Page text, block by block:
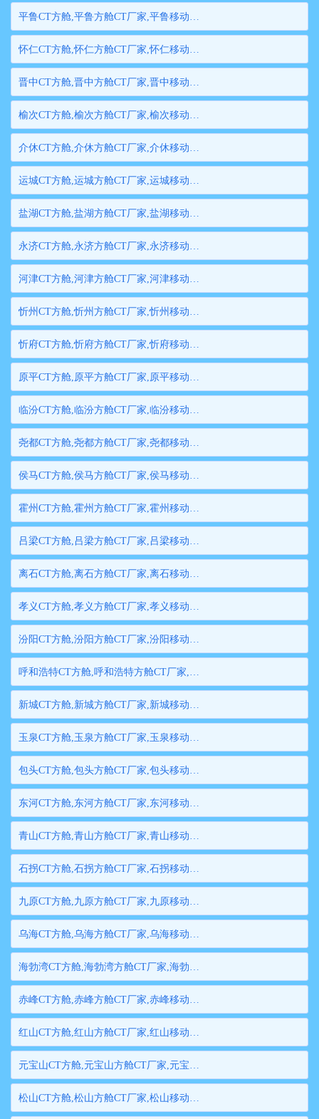
平鲁CT方舱,平鲁方舱CT厂家,平鲁移动方舱CT,平鲁医用CT方舱,平鲁方舱式CT,平鲁方舱CT
怀仁CT方舱,怀仁方舱CT厂家,怀仁移动方舱CT,怀仁医用CT方舱,怀仁方舱式CT,怀仁方舱CT
晋中CT方舱,晋中方舱CT厂家,晋中移动方舱CT,晋中医用CT方舱,晋中方舱式CT,晋中方舱CT
榆次CT方舱,榆次方舱CT厂家,榆次移动方舱CT,榆次医用CT方舱,榆次方舱式CT,榆次方舱CT
介休CT方舱,介休方舱CT厂家,介休移动方舱CT,介休医用CT方舱,介休方舱式CT,介休方舱CT
运城CT方舱,运城方舱CT厂家,运城移动方舱CT,运城医用CT方舱,运城方舱式CT,运城方舱CT
盐湖CT方舱,盐湖方舱CT厂家,盐湖移动方舱CT,盐湖医用CT方舱,盐湖方舱式CT,盐湖方舱CT
永济CT方舱,永济方舱CT厂家,永济移动方舱CT,永济医用CT方舱,永济方舱式CT,永济方舱CT
河津CT方舱,河津方舱CT厂家,河津移动方舱CT,河津医用CT方舱,河津方舱式CT,河津方舱CT
忻州CT方舱,忻州方舱CT厂家,忻州移动方舱CT,忻州医用CT方舱,忻州方舱式CT,忻州方舱CT
忻府CT方舱,忻府方舱CT厂家,忻府移动方舱CT,忻府医用CT方舱,忻府方舱式CT,忻府方舱CT
原平CT方舱,原平方舱CT厂家,原平移动方舱CT,原平医用CT方舱,原平方舱式CT,原平方舱CT
临汾CT方舱,临汾方舱CT厂家,临汾移动方舱CT,临汾医用CT方舱,临汾方舱式CT,临汾方舱CT
尧都CT方舱,尧都方舱CT厂家,尧都移动方舱CT,尧都医用CT方舱,尧都方舱式CT,尧都方舱CT
侯马CT方舱,侯马方舱CT厂家,侯马移动方舱CT,侯马医用CT方舱,侯马方舱式CT,侯马方舱CT
霍州CT方舱,霍州方舱CT厂家,霍州移动方舱CT,霍州医用CT方舱,霍州方舱式CT,霍州方舱CT
吕梁CT方舱,吕梁方舱CT厂家,吕梁移动方舱CT,吕梁医用CT方舱,吕梁方舱式CT,吕梁方舱CT
离石CT方舱,离石方舱CT厂家,离石移动方舱CT,离石医用CT方舱,离石方舱式CT,离石方舱CT
孝义CT方舱,孝义方舱CT厂家,孝义移动方舱CT,孝义医用CT方舱,孝义方舱式CT,孝义方舱CT
汾阳CT方舱,汾阳方舱CT厂家,汾阳移动方舱CT,汾阳医用CT方舱,汾阳方舱式CT,汾阳方舱CT
呼和浩特CT方舱,呼和浩特方舱CT厂家,呼和浩特移动方舱CT,呼和浩特医用CT方舱,呼和浩特方舱式CT,呼和浩特方舱CT
新城CT方舱,新城方舱CT厂家,新城移动方舱CT,新城医用CT方舱,新城方舱式CT,新城方舱CT
玉泉CT方舱,玉泉方舱CT厂家,玉泉移动方舱CT,玉泉医用CT方舱,玉泉方舱式CT,玉泉方舱CT
包头CT方舱,包头方舱CT厂家,包头移动方舱CT,包头医用CT方舱,包头方舱式CT,包头方舱CT
东河CT方舱,东河方舱CT厂家,东河移动方舱CT,东河医用CT方舱,东河方舱式CT,东河方舱CT
青山CT方舱,青山方舱CT厂家,青山移动方舱CT,青山医用CT方舱,青山方舱式CT,青山方舱CT
石拐CT方舱,石拐方舱CT厂家,石拐移动方舱CT,石拐医用CT方舱,石拐方舱式CT,石拐方舱CT
九原CT方舱,九原方舱CT厂家,九原移动方舱CT,九原医用CT方舱,九原方舱式CT,九原方舱CT
乌海CT方舱,乌海方舱CT厂家,乌海移动方舱CT,乌海医用CT方舱,乌海方舱式CT,乌海方舱CT
海勃湾CT方舱,海勃湾方舱CT厂家,海勃湾移动方舱CT,海勃湾医用CT方舱,海勃湾方舱式CT,海勃湾方舱CT
赤峰CT方舱,赤峰方舱CT厂家,赤峰移动方舱CT,赤峰医用CT方舱,赤峰方舱式CT,赤峰方舱CT
红山CT方舱,红山方舱CT厂家,红山移动方舱CT,红山医用CT方舱,红山方舱式CT,红山方舱CT
元宝山CT方舱,元宝山方舱CT厂家,元宝山移动方舱CT,元宝山医用CT方舱,元宝山方舱式CT,元宝山方舱CT
松山CT方舱,松山方舱CT厂家,松山移动方舱CT,松山医用CT方舱,松山方舱式CT,松山方舱CT